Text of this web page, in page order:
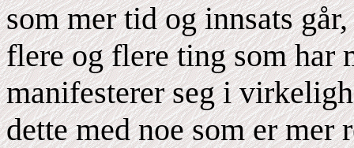
som mer tid og innsats
flere og flere ting som har
manifesterer seg i
dette med noe som er